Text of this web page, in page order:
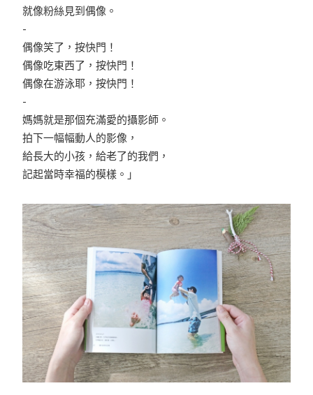
就像粉絲見到偶像。
-
偶像笑了，按快門！
偶像吃東西了，按快門！
偶像在游泳耶，按快門！
-
媽媽就是那個充滿愛的攝影師。
拍下一幅幅動人的影像，
給長大的小孩，給老了的我們，
記起當時幸福的模樣。」